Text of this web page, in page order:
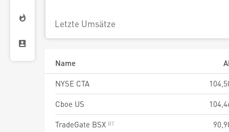
Letzte Umsätze
Name
NYSE CTA
Cboe US
TradeGate BSX